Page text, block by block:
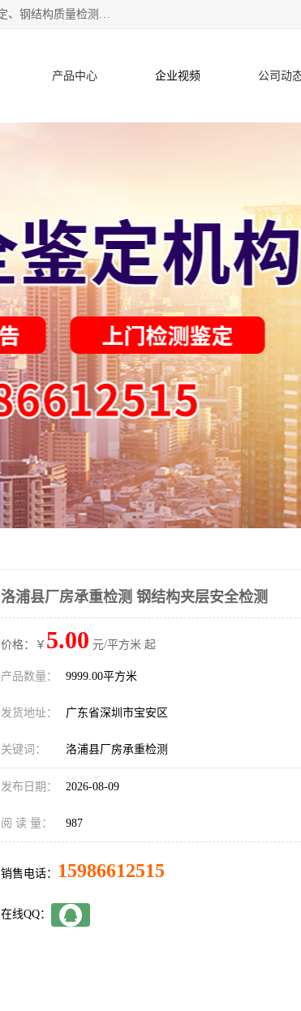
深圳市住建工程检测有限公司 提供：房屋承重检测 、厂房验收检测、厂房验厂检测 、 厂房外资验厂检测鉴定、钢结构质量检测、建筑工程质量检测、厂房楼面承重检测、钢结构厂房质量安全检测、钢结构厂房承重检测、房屋补办房产证检测、结构加固工程的施工及上门、东莞厂房客户验厂检测等服务。
产品中心 企业视频 公司动
洛浦县厂房承重检测 钢结构夹层安全检测
价格：￥ 5.00 元/平方米 起
产品数量： 9999.00平方米
发货地址： 广东省深圳市宝安区
关键词： 洛浦县厂房承重检测
发布日期： 2026-08-09
阅 读 量： 987
销售电话： 15986612515
在线QQ：